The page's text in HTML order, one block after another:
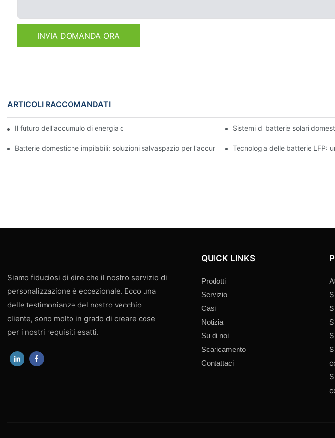
INVIA DOMANDA ORA
ARTICOLI RACCOMANDATI
Il futuro dell'accumulo di energia commerciale: tendenze e innovazioniSistemi di batterie solari
Batterie domestiche impilabili: soluzioni salvaspazio per l'accumulo di energiaTecnologia delle batterie LFP:
Siamo fiduciosi di dire che il nostro servizio di
personalizzazione è eccezionale. Ecco una
delle testimonianze del nostro vecchio
cliente, sono molto in grado di creare cose
per i nostri requisiti esatti.
QUICK LINKS
Prodotti
Servizio
Casi
Notizia
Su di noi
Scaricamento
Contattaci